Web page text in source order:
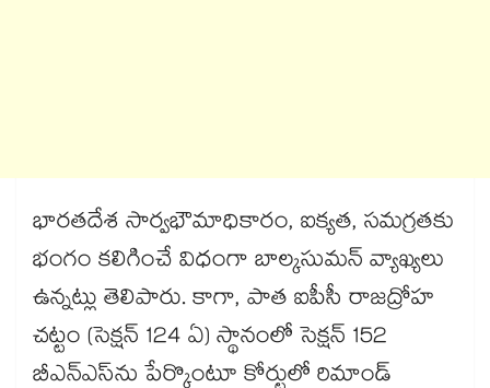
భారతదేశ సార్వభౌమాధికారం, ఐక్యత, సమగ్రతకు
భంగం కలిగించే విధంగా బాల్కసుమన్ వ్యాఖ్యలు
ఉన్నట్లు తెలిపారు. కాగా, పాత ఐపీసీ రాజద్రోహ
చట్టం (సెక్షన్ 124 ఏ) స్థానంలో సెక్షన్‌‌ 152
బీఎన్‌‌ఎస్‌‌ను పేర్కొంటూ కోర్టులో రిమాండ్‌‌